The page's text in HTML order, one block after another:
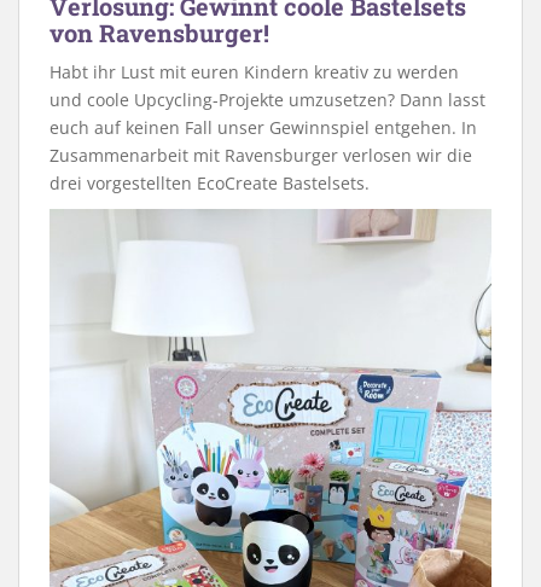
von Ravensburger!
Habt ihr Lust mit euren Kindern kreativ zu werden
und coole Upcycling-Projekte umzusetzen? Dann lasst
euch auf keinen Fall unser Gewinnspiel entgehen. In
Zusammenarbeit mit Ravensburger verlosen wir die
drei vorgestellten EcoCreate Bastelsets.